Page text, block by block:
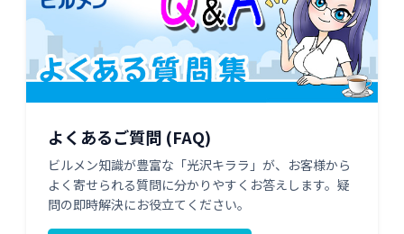
よくあるご質問 (FAQ)
ビルメン知識が豊富な「光沢キララ」が、お客様から
よく寄せられる質問に分かりやすくお答えします。疑
問の即時解決にお役立てください。